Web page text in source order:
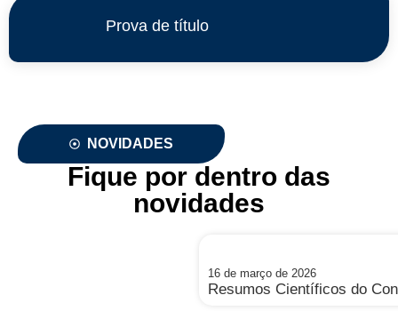
Prova de título
NOVIDADES
Fique por dentro das
novidades
16 de março de 2026
Resumos Científicos do